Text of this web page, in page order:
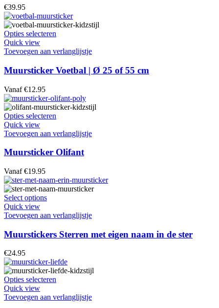
kan
gekozen
op
de
productpagina
€39.95
Opties selecteren
heeft
variaties.
Deze
kan
gekozen
worden
op
de
productpagina
Quick view
Toevoegen aan verlanglijstje
Muursticker Voetbal | Ø 25 of 55 cm
Vanaf €12.95
Opties selecteren
heeft
variaties.
kan
gekozen
de
productpagina
Quick view
Toevoegen aan verlanglijstje
Muursticker Olifant
Vanaf €19.95
Select optionsDit
heeft
variaties.
Deze
kan
gekozen
worden
op
de
productpagina
Quick view
Toevoegen aan verlanglijstje
Muurstickers Sterren met eigen naam in de ster
€24.95
Opties selecteren
heeft
Quick view
Toevoegen aan verlanglijstje